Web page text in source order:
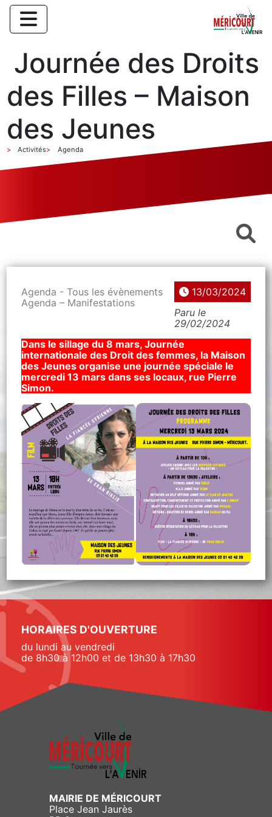
Journée des Droits
des Filles – Maison
des Jeunes
Activités Agenda
Agenda - Tous les évènements
Agenda – Manifestations
13/03/2024
Paru le
29/02/2024
Dans le sillage du 8 mars, Journée
internationale des Droit des femmes, la Maison
des Jeunes organise une journée spéciale le
mercredi 13 mars dans ses locaux, rue Pierre
Simon.
HORAIRES D'OUVERTURE
du lundi au vendredi
de 8h30 à 12h00 et de 13h30 à 17h30
MAIRIE DE MÉRICOURT
Place Jean Jaurès